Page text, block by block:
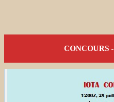
CONCOURS